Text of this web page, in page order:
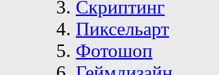
Скриптинг
Пиксельарт
Фотошоп